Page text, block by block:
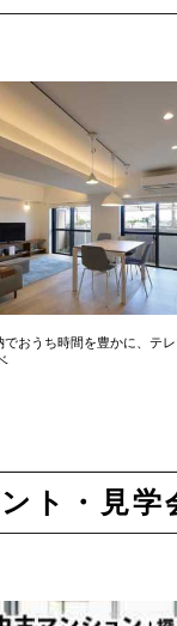
おうち時間を豊かに、テ
ト・見学